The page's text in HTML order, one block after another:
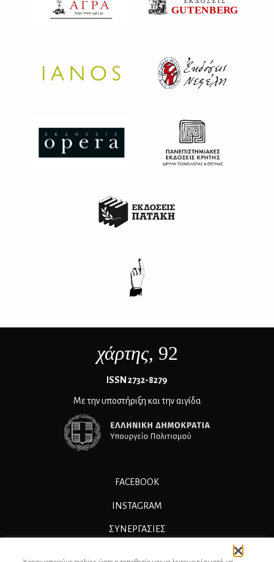
χάρτης, 92
ΙSSN 2732-8279
Με την υποστήριξη και την αιγίδα
FACEBOOK
INSTAGRAM
ΣΥΝΕΡΓΑΣΊΕΣ